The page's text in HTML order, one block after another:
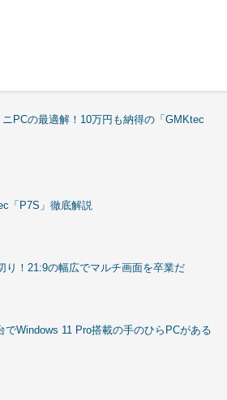
PCの最適解！10万円も納得の「GMKtec
「P7S」徹底解説
り！21:9の幅広でマルチ画面を卒業だ
Windows 11 Pro搭載の手のひらPCがある